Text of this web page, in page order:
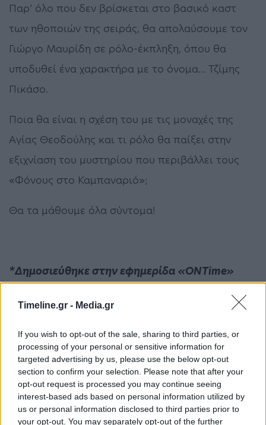
Timeline.gr - Media.gr
If you wish to opt-out of the sale, sharing to third parties, or
processing of your personal or sensitive information for
targeted advertising by us, please use the below opt-out
section to confirm your selection. Please note that after your
opt-out request is processed you may continue seeing
interest-based ads based on personal information utilized by
us or personal information disclosed to third parties prior to
your opt-out. You may separately opt-out of the further
Παρ’ όλο που δεν βρίσκεται στο βασικό καστ
των ηθοποιών της σειράς, θα απολαύσουμε τον
Γιώργο Μαυρίδη σε ρόλο-έκπληξη, όπου θα
υποδυθεί ένα χαρακτήρα με το όνομα… Τζίμης
Πικάσο.
Ποια θα είναι η σχέση του με τις μοναχές της
Αγίας Θεοδούλης και τι ρόλο θα παίξει στην
εξιχνίαση του μυστηρίου που περιβάλλει τους
«Φόνους στο Καμπαναριό»;
Θα τα μάθουμε όλα σύντομα!
*Δημοσιεύθηκε στην εφημερίδα «ONTime»
ΠΡΟΗΓΟΎΜΕΝΟ ΆΡΘΡΟ
Κείμενα του Πλάτωνα και
του Αριστοτέλη
«ζωντανεύουν» στην
Αρχαία Αγορά
ΕΠΌΜΕΝΟ ΆΡΘΡΟ
Έφηβος πέθανε μετά την
κατανάλωση των «πιο
καυτερών τσιπς στον